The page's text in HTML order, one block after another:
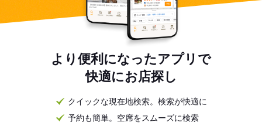
より便利になったアプリで
快適にお店探し
クイックな現在地検索。検索が快適に
予約も簡単。空席をスムーズに検索